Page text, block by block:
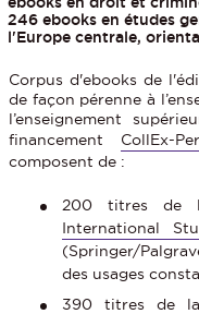
246 ebooks en études
l'Europe centrale,
Corpus d'ebooks de
de façon pérenne à
l’enseignement
financement CollEx-
composent de :
200 titres de
International
(Springer/
des usages
390 titres de